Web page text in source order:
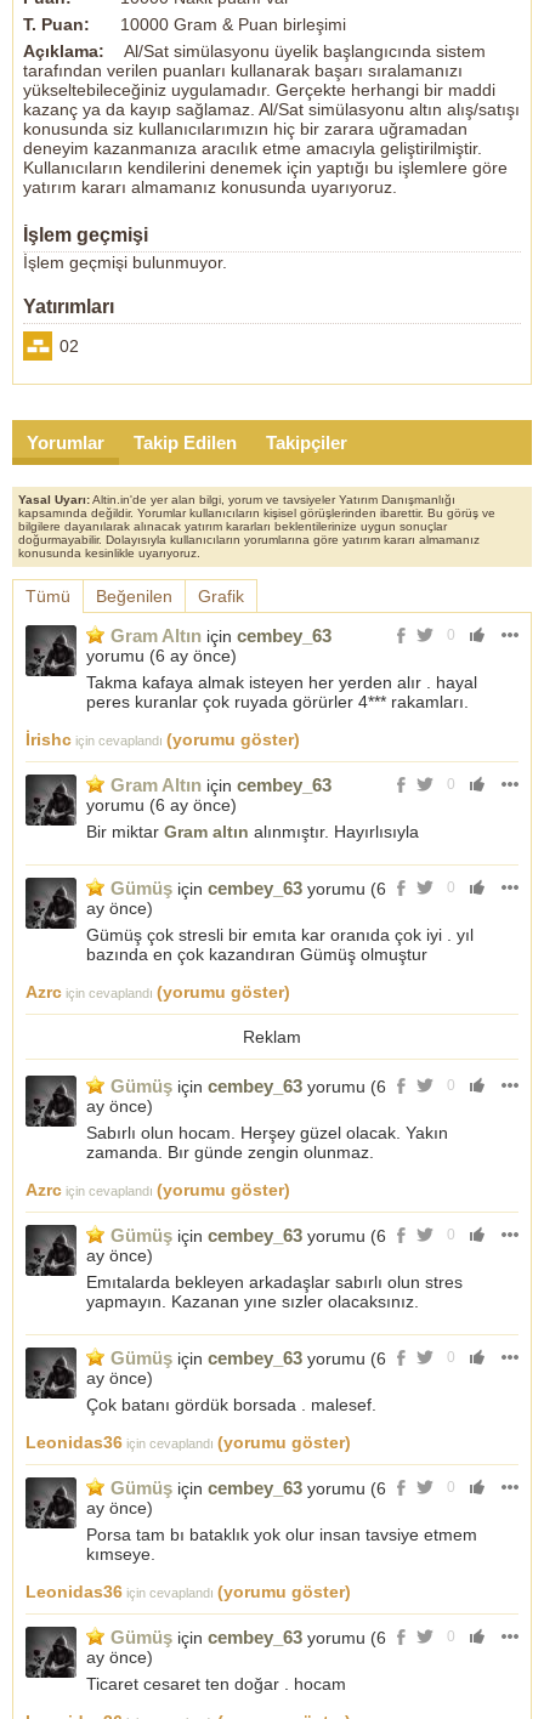
T. Puan:
10000 Gram & Puan birleşimi
Açıklama:
Al/Sat simülasyonu üyelik başlangıcında sistem
tarafından verilen puanları kullanarak başarı sıralamanızı
yükseltebileceğiniz uygulamadır. Gerçekte herhangi bir maddi
kazanç ya da kayıp sağlamaz. Al/Sat simülasyonu altın alış/satışı
konusunda siz kullanıcılarımızın hiç bir zarara uğramadan
deneyim kazanmanıza aracılık etme amacıyla geliştirilmiştir.
Kullanıcıların kendilerini denemek için yaptığı bu işlemlere göre
yatırım kararı almamanız konusunda uyarıyoruz.
İşlem geçmişi
İşlem geçmişi bulunmuyor.
Yatırımları
02
Yorumlar Takip Edilen Takipçiler
Yasal Uyarı:Altin.in'de yer alan bilgi, yorum ve tavsiyeler Yatırım Danışmanlığı
kapsamında değildir. Yorumlar kullanıcıların kişisel görüşlerinden ibarettir. Bu görüş ve
bilgilere dayanılarak alınacak yatırım kararları beklentilerinize uygun sonuçlar
doğurmayabilir. Dolayısıyla kullanıcıların yorumlarına göre yatırım kararı almamanız
konusunda kesinlikle uyarıyoruz.
Tümü Beğenilen Grafik
0
Gram Altın için cembey_63
yorumu (6 ay önce)
Takma kafaya almak isteyen her yerden alır . hayal
peres kuranlar çok ruyada görürler 4*** rakamları.
İrishc için cevaplandı (yorumu göster)
0
Gram Altın için cembey_63
yorumu (6 ay önce)
Bir miktar Gram altın alınmıştır. Hayırlısıyla
0
Gümüş için cembey_63 yorumu (6
ay önce)
Gümüş çok stresli bir emıta kar oranıda çok iyi . yıl
bazında en çok kazandıran Gümüş olmuştur
Azrc için cevaplandı (yorumu göster)
Reklam
0
Gümüş için cembey_63 yorumu (6
ay önce)
Sabırlı olun hocam. Herşey güzel olacak. Yakın
zamanda. Bır günde zengin olunmaz.
Azrc için cevaplandı (yorumu göster)
0
Gümüş için cembey_63 yorumu (6
ay önce)
Emıtalarda bekleyen arkadaşlar sabırlı olun stres
yapmayın. Kazanan yıne sızler olacaksınız.
0
Gümüş için cembey_63 yorumu (6
ay önce)
Çok batanı gördük borsada . malesef.
Leonidas36 için cevaplandı (yorumu göster)
0
Gümüş için cembey_63 yorumu (6
ay önce)
Porsa tam bı bataklık yok olur insan tavsiye etmem
kımseye.
Leonidas36 için cevaplandı (yorumu göster)
0
Gümüş için cembey_63 yorumu (6
ay önce)
Ticaret cesaret ten doğar . hocam